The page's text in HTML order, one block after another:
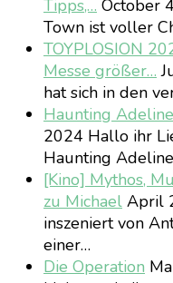
Tipps,… October
Town ist voller
TOYPLOSION
Messe größer…
hat sich in den
Haunting
2024 Hallo ihr
Haunting
[Kino] Mythos,
zu Michael April
inszeniert von
einer…
Die Operation